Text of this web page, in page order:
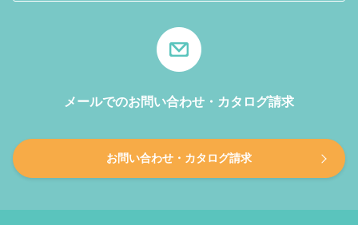
メールでのお問い合わせ・カタログ請求
お問い合わせ・カタログ請求